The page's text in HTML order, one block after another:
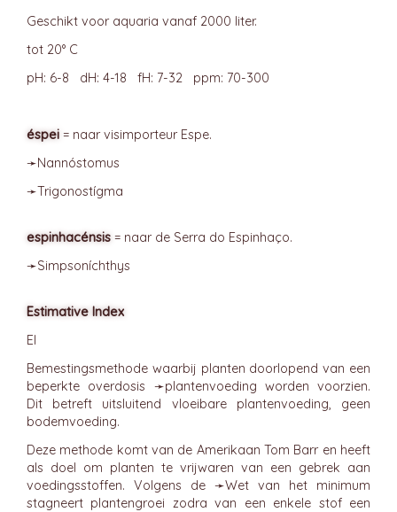
Geschikt voor aquaria vanaf 2000 liter.
tot 20° C
pH: 6-8 dH: 4-18 fH: 7-32 ppm: 70-300
éspei = naar visimporteur Espe.
➛Nannóstomus
➛Trigonostígma
espinhacénsis = naar de Serra do Espinhaço.
➛Simpsoníchthys
Estimative Index
EI
Bemestingsmethode waarbij planten doorlopend van een
beperkte overdosis ➛plantenvoeding worden voorzien.
Dit betreft uitsluitend vloeibare plantenvoeding, geen
bodemvoeding.
Deze methode komt van de Amerikaan Tom Barr en heeft
als doel om planten te vrijwaren van een gebrek aan
voedingsstoffen. Volgens de ➛Wet van het minimum
stagneert plantengroei zodra van een enkele stof een